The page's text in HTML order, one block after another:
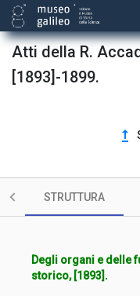
Atti della R.
[1893]-1899.
upgrade
STRUTTURA
Degli organi e delle
storico, [1893].